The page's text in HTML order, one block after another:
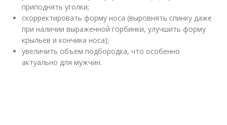
приподнять уголки;
скорректировать форму носа (выровнять спинку даже
при наличии выраженной горбинки, улучшить форму
крыльев и кончика носа);
увеличить объем подбородка, что особенно
актуально для мужчин.